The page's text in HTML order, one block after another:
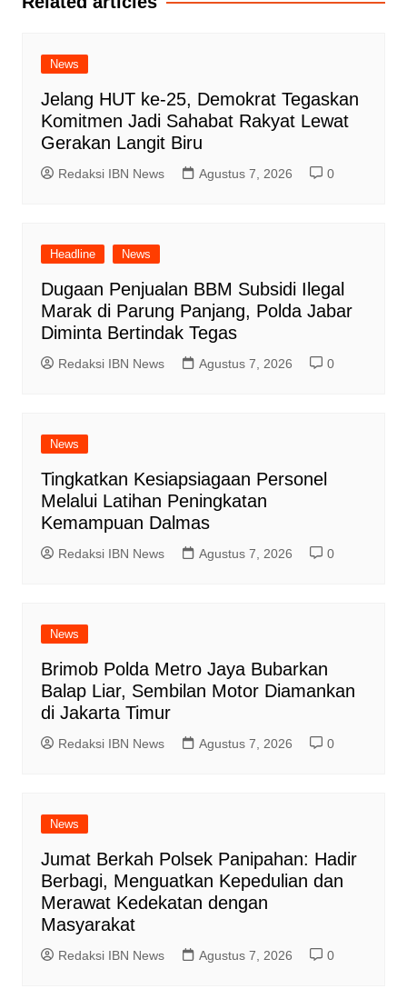
News
Jelang HUT ke-25, Demokrat Tegaskan
Komitmen Jadi Sahabat Rakyat Lewat
Gerakan Langit Biru
Redaksi IBN News Agustus 7, 2026 0
Headline News
Dugaan Penjualan BBM Subsidi Ilegal
Marak di Parung Panjang, Polda Jabar
Diminta Bertindak Tegas
Redaksi IBN News Agustus 7, 2026 0
News
Tingkatkan Kesiapsiagaan Personel
Melalui Latihan Peningkatan
Kemampuan Dalmas
Redaksi IBN News Agustus 7, 2026 0
News
Brimob Polda Metro Jaya Bubarkan
Balap Liar, Sembilan Motor Diamankan
di Jakarta Timur
Redaksi IBN News Agustus 7, 2026 0
News
Jumat Berkah Polsek Panipahan: Hadir
Berbagi, Menguatkan Kepedulian dan
Merawat Kedekatan dengan
Masyarakat
Redaksi IBN News Agustus 7, 2026 0